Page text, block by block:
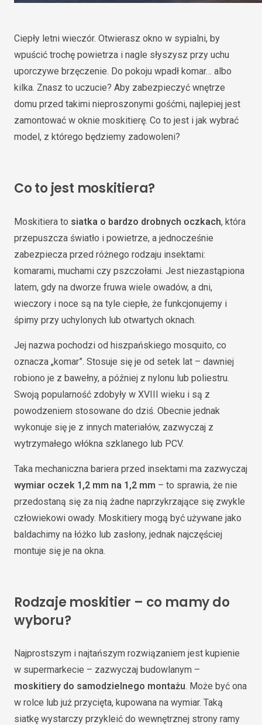
Ciepły letni wieczór. Otwierasz okno w sypialni, by
wpuścić trochę powietrza i nagle słyszysz przy uchu
uporczywe brzęczenie. Do pokoju wpadł komar… albo
kilka. Znasz to uczucie? Aby zabezpieczyć wnętrze
domu przed takimi nieproszonymi gośćmi, najlepiej jest
zamontować w oknie moskitierę. Co to jest i jak wybrać
model, z którego będziemy zadowoleni?
Co to jest moskitiera?
Moskitiera to siatka o bardzo drobnych oczkach, która
przepuszcza światło i powietrze, a jednocześnie
zabezpiecza przed różnego rodzaju insektami:
komarami, muchami czy pszczołami. Jest niezastąpiona
latem, gdy na dworze fruwa wiele owadów, a dni,
wieczory i noce są na tyle ciepłe, że funkcjonujemy i
śpimy przy uchylonych lub otwartych oknach.
Jej nazwa pochodzi od hiszpańskiego mosquito, co
oznacza „komar”. Stosuje się je od setek lat – dawniej
robiono je z bawełny, a później z nylonu lub poliestru.
Swoją popularność zdobyły w XVIII wieku i są z
powodzeniem stosowane do dziś. Obecnie jednak
wykonuje się je z innych materiałów, zazwyczaj z
wytrzymałego włókna szklanego lub PCV.
Taka mechaniczna bariera przed insektami ma zazwyczaj
wymiar oczek 1,2 mm na 1,2 mm – to sprawia, że nie
przedostaną się za nią żadne naprzykrzające się zwykle
człowiekowi owady. Moskitiery mogą być używane jako
baldachimy na łóżko lub zasłony, jednak najczęściej
montuje się je na okna.
Rodzaje moskitier – co mamy do
wyboru?
Najprostszym i najtańszym rozwiązaniem jest kupienie
w supermarkecie – zazwyczaj budowlanym –
moskitiery do samodzielnego montażu. Może być ona
w rolce lub już przycięta, kupowana na wymiar. Taką
siatkę wystarczy przykleić do wewnętrznej strony ramy